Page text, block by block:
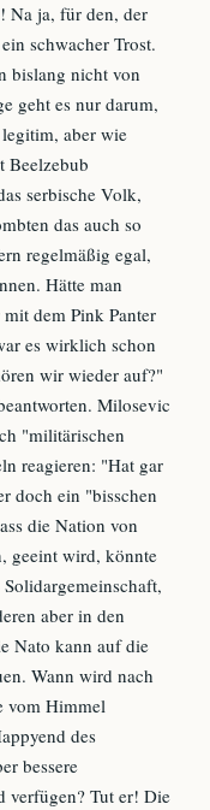
Na ja, für den, der
schwacher Trost.
bislang nicht von
geht es nur darum,
aber wie
Beelzebub
serbische Volk,
das auch so
regelmäßig egal,
Hätte man
dem Pink Panter
es wirklich schon
wir wieder auf?"
Milosevic
"militärischen
reagieren: "Hat gar
doch ein "bisschen
die Nation von
geeint wird, könnte
aber in den
Nato kann auf die
Wann wird nach
vom Himmel
des
bessere
verfügen? Tut er! Die